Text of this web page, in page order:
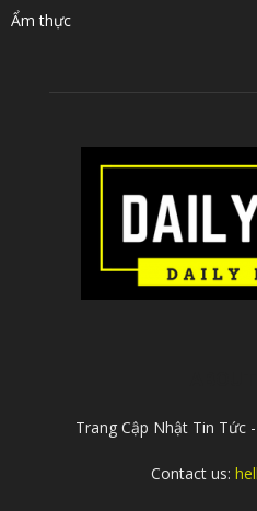
Ẩm thực
Trang Cập Nhật Tin Tức
Contact us: